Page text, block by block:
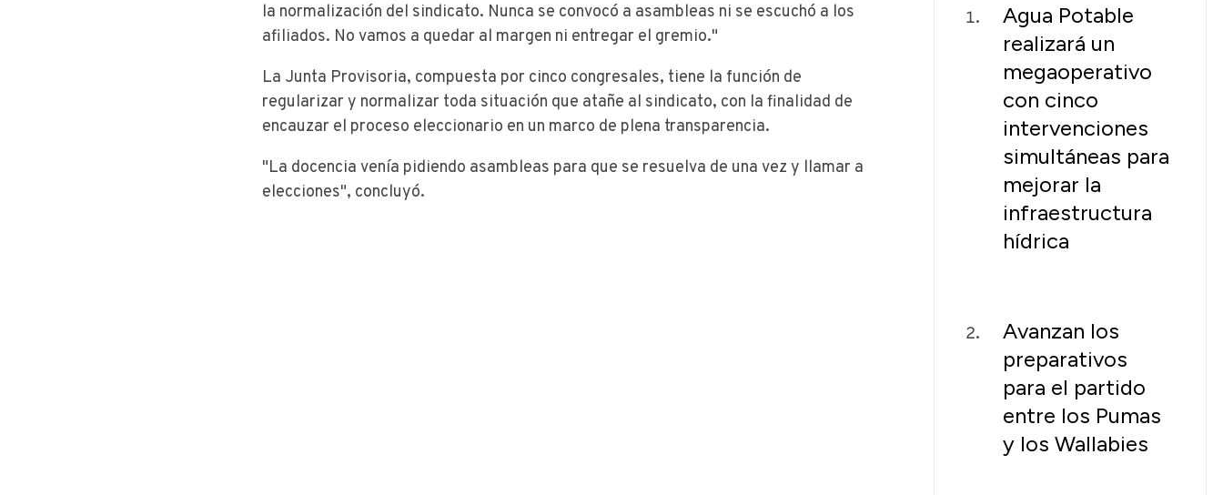
la normalización del sindicato. Nunca se convocó a asambleas ni se escuchó a los
afiliados. No vamos a quedar al margen ni entregar el gremio."
La Junta Provisoria, compuesta por cinco congresales, tiene la función de
regularizar y normalizar toda situación que atañe al sindicato, con la finalidad de
encauzar el proceso eleccionario en un marco de plena transparencia.
"La docencia venía pidiendo asambleas para que se resuelva de una vez y llamar a
elecciones", concluyó.
Agua Potable
realizará un
megaoperativo
con cinco
intervenciones
simultáneas para
mejorar la
infraestructura
hídrica
Avanzan los
preparativos
para el partido
entre los Pumas
y los Wallabies